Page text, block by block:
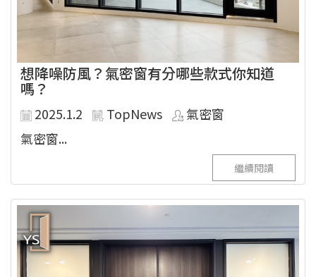
想降噪防風？氣密窗有分哪些款式你知道
嗎？
2025.1.2 TopNews
氣密窗
氣密窗...
繼續閱讀